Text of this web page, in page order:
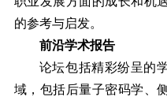
的参考与启发。
前沿学术报告
论坛包括精彩纷呈的
域，包括后量子密码学、